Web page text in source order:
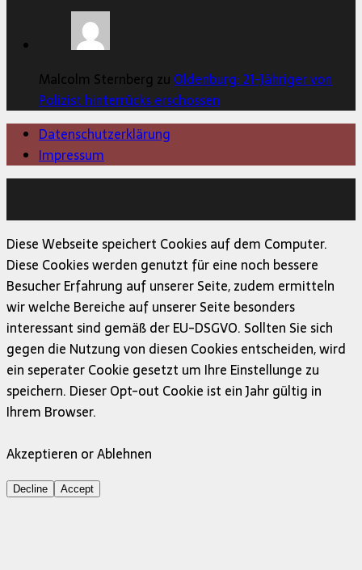
Malcolm Sternberg zu Oldenburg: 21-Jähriger von
Polizist hinterrücks erschossen
Datenschutzerklärung
Impressum
Diese Webseite speichert Cookies auf dem Computer.
Diese Cookies werden genutzt für eine noch bessere
Besucher Erfahrung auf unserer Seite, zudem ermitteln
wir welche Bereiche auf unserer Seite besonders
interessant sind gemäß der EU-DSGVO. Sollten Sie sich
gegen die Nutzung von diesen Cookies entscheiden, wird
ein seperater Cookie gesetzt um Ihre Einstellunge zu
speichern. Dieser Opt-out Cookie ist ein Jahr gültig in
Ihrem Browser.
Akzeptieren or Ablehnen
Decline Accept